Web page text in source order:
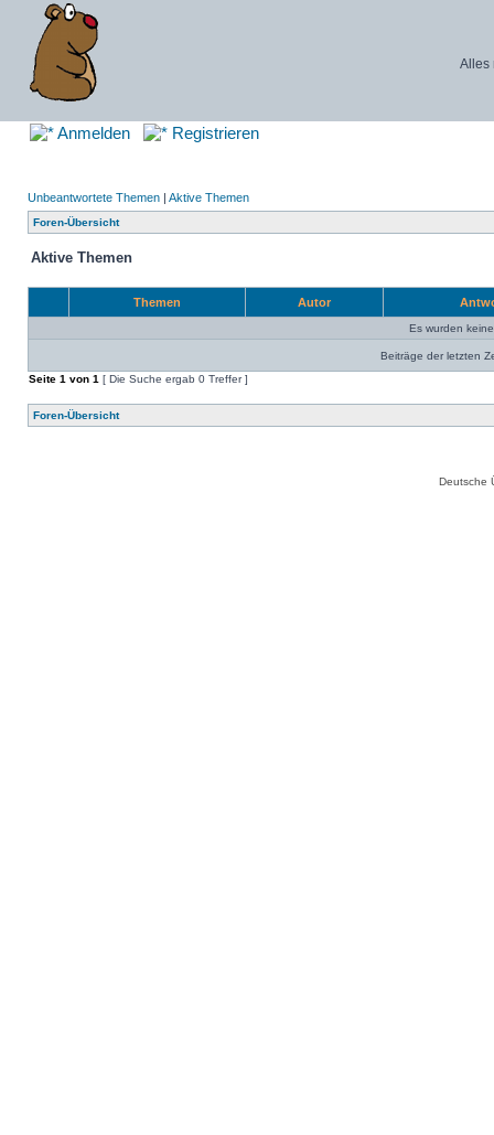
Alles
Anmelden Registrieren
Unbeantwortete Themen | Aktive Themen
Foren-Übersicht
Aktive Themen
Themen Autor
Es wurden
Beiträge der letzten
Seite 1 von 1 [ Die Suche ergab 0 Treffer ]
Foren-Übersicht
Deutsche